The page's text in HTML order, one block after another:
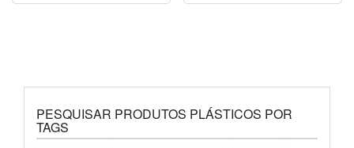
PESQUISAR PRODUTOS PLÁSTICOS POR
TAGS